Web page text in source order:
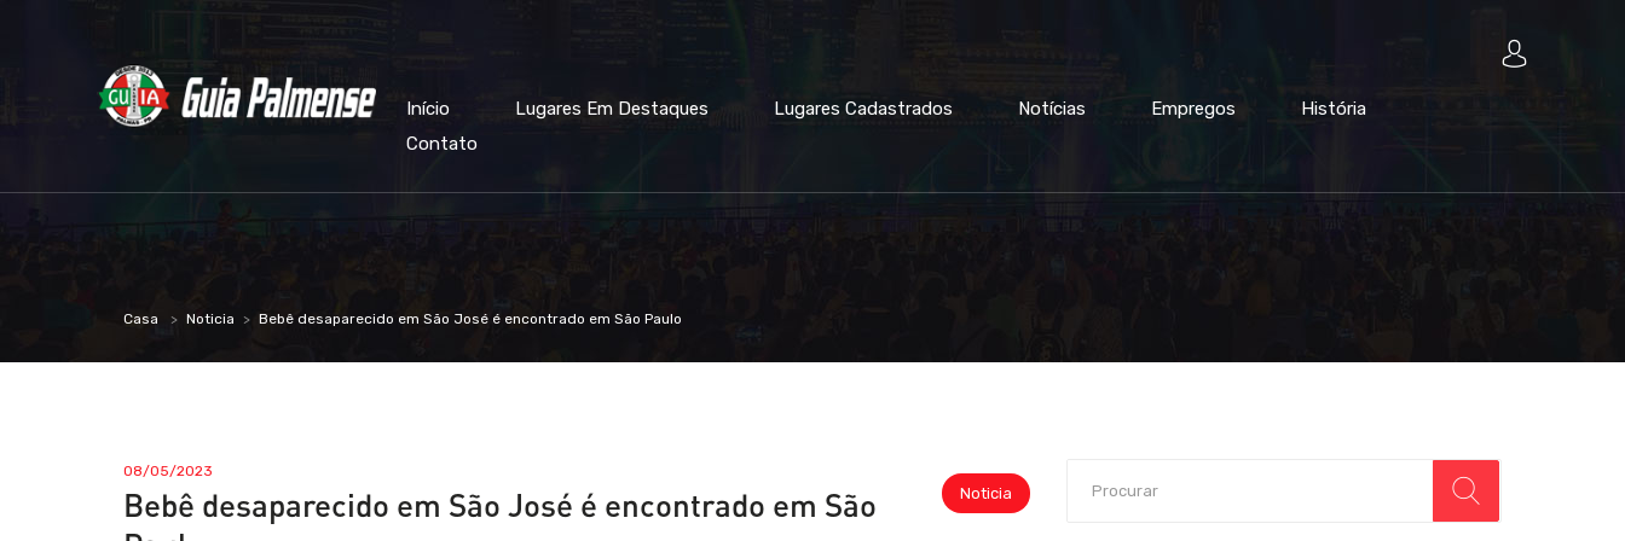
Início Lugares Em Destaques Lugares Cadastrados Notícias Empregos
História
Contato
Casa Noticia Bebê desaparecido em São José é encontrado em São Paulo
Noticia
08/05/2023
Bebê desaparecido em São José é encontrado em São